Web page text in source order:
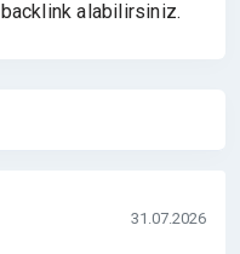
backlink alabilirsiniz.
31.07.2026